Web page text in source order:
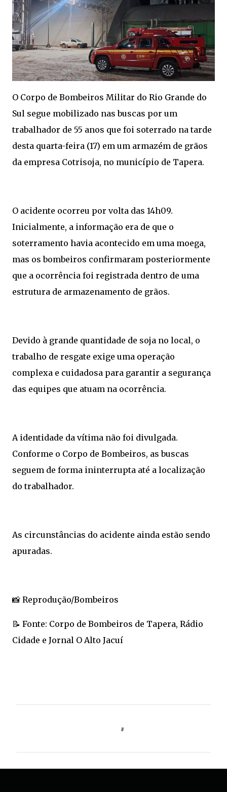
O Corpo de Bombeiros Militar do Rio Grande do
Sul segue mobilizado nas buscas por um
trabalhador de 55 anos que foi soterrado na tarde
desta quarta-feira (17) em um armazém de grãos
da empresa Cotrisoja, no município de Tapera.
O acidente ocorreu por volta das 14h09.
Inicialmente, a informação era de que o
soterramento havia acontecido em uma moega,
mas os bombeiros confirmaram posteriormente
que a ocorrência foi registrada dentro de uma
estrutura de armazenamento de grãos.
Devido à grande quantidade de soja no local, o
trabalho de resgate exige uma operação
complexa e cuidadosa para garantir a segurança
das equipes que atuam na ocorrência.
A identidade da vítima não foi divulgada.
Conforme o Corpo de Bombeiros, as buscas
seguem de forma ininterrupta até a localização
do trabalhador.
As circunstâncias do acidente ainda estão sendo
apuradas.
📸 Reprodução/Bombeiros
📝 Fonte: Corpo de Bombeiros de Tapera, Rádio
Cidade e Jornal O Alto Jacuí